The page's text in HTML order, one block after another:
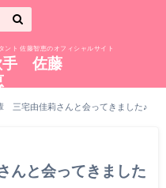
ント 佐藤智恵のオフィシャルサイト
三宅由佳莉さんと会ってきました♪
と会ってきました